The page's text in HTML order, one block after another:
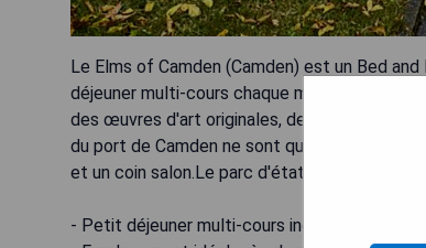
Le Elms of Camden (Camden) est un Bed
déjeuner multi-cours chaque matin. Toutes
des œuvres d'art originales, des télévisions à
du port de Camden ne sont qu'à 3 pâtés de
et un coin salon.Le parc d'état Camden Hills
- Petit déjeuner multi-cours inclus